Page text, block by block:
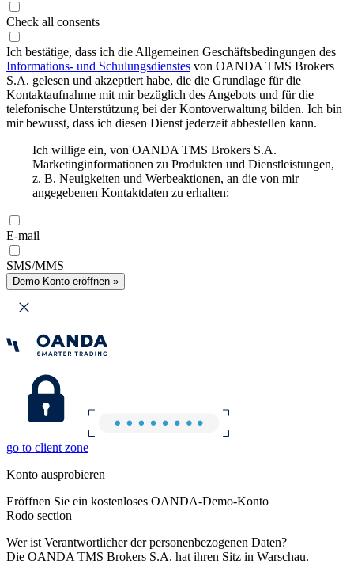
Check all consents
Ich bestätige, dass ich die Allgemeinen Geschäftsbedingungen des
Informations- und Schulungsdienstes von OANDA TMS Brokers
S.A. gelesen und akzeptiert habe, die die Grundlage für die
Kontaktaufnahme mit mir bezüglich des Angebots und für die
telefonische Unterstützung bei der Kontoverwaltung bilden. Ich bin
mir bewusst, dass ich diesen Dienst jederzeit abbestellen kann.
Ich willige ein, von OANDA TMS Brokers S.A.
Marketinginformationen zu Produkten und Dienstleistungen,
z. B. Neuigkeiten und Werbeaktionen, an die von mir
angegebenen Kontaktdaten zu erhalten:
E-mail
SMS/MMS
Demo-Konto eröffnen »
go to client zone
Konto ausprobieren
Eröffnen Sie ein kostenloses OANDA-Demo-Konto
Rodo section
Wer ist Verantwortlicher der personenbezogenen Daten?
Die OANDA TMS Brokers S.A. hat ihren Sitz in Warschau.